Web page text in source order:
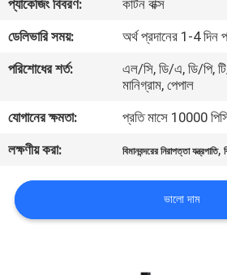
যোগাযোগ
করুন
উদ্ধৃতির
জন্য
সাইট
প্যাকেজিং বিবরণ:
কার্টন বাক্স
ডেলিভারি সময়:
অর্থ প্রদানের 1-4 দিন
পরিশোধের শর্ত:
এল/সি, ডি/এ, ডি/পি,
মানিগ্রাম, পেপাল
যোগানের ক্ষমতা:
প্রতি মাসে 10000
লক্ষণীয় করা:
বিমানবন্দরের নিরাপত্তা যন্ত্রপাতি,
ভালো দাম